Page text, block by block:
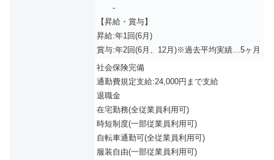
-
【昇給・賞与】
昇給:年1回(6月)
賞与:年2回(6月、12月)※過去平均実績…5ヶ月
社会保険完備
通勤費規定支給:24,000円まで支給
退職金
在宅勤務(全従業員利用可)
時短制度(一部従業員利用可)
自転車通勤可(全従業員利用可)
服装自由(一部従業員利用可)